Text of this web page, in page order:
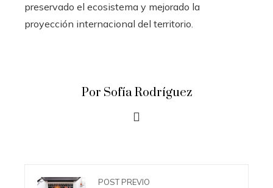
preservado el ecosistema y mejorado la
proyección internacional del territorio.
Por Sofía Rodríguez
POST PREVIO